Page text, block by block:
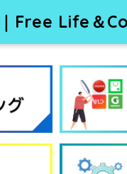
Free Life＆